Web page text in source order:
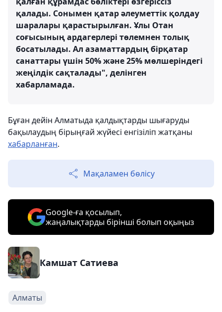
қалады. Сонымен қатар әлеуметтік қолдау
шаралары қарастырылған. Ұлы Отан
соғысының ардагерлері төлемнен толық
босатылады. Ал азаматтардың бірқатар
санаттары үшін 50% және 25% мөлшеріндегі
жеңілдік сақталады", делінген
хабарламада.
Бұған дейін Алматыда қалдықтарды шығаруды
бақылаудың бірыңғай жүйесі енгізіліп жатқаны
хабарланған.
Мақаламен бөлісу
Google-ға қосылып,
жаңалықтарды бірінші болып оқыңыз
Камшат Сатиева
Алматы